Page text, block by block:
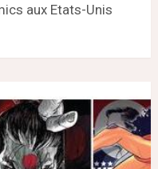
aux Etats-Unis